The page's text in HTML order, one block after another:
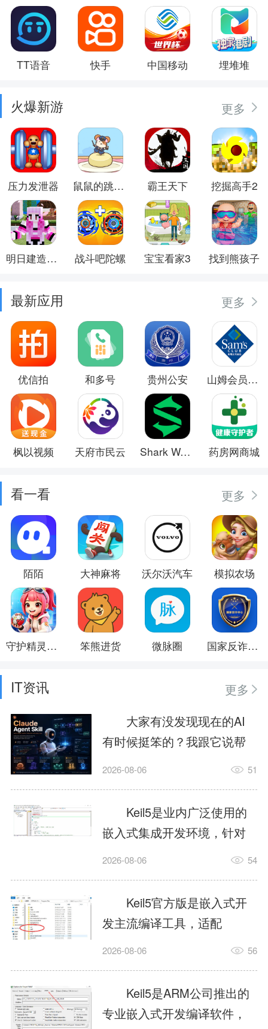
TT语音 快手 中国移动 埋堆堆
火爆新游 更多
压力发泄器 鼠鼠的跳跃冒险 霸王天下 挖掘高手2
明日建造大师 战斗吧陀螺 宝宝看家3 找到熊孩子
最新应用 更多
优信拍 和多号 贵州公安 山姆会员商店
枫以视频 天府市民云 Shark Wear 药房网商城
看一看 更多
陌陌 大神麻将 沃尔沃汽车 模拟农场
守护精灵奇迹 笨熊进货 微脉圈 国家反诈中心
IT资讯
更多
大家有没发现现在的AI
有时候挺笨的？我跟它说帮
我订个明天早上的闹钟，它
这样？因为AI，就是个只会
耍嘴皮子的书呆子。它脑子
里有海量知识，但没有真正
激发出来实力。而
AgentSkill，就是给AI大脑装
上的一双机械手，它真的能
解决很多问题。1什么是
AgentSkillSkill指...
2026-08-06 51
Keil5是业内广泛使用的
嵌入式集成开发环境，针对
ARM、51内核单片机提供编
力，代码编译稳定，调试工
具成熟，大量开源项目基于
该平台开发。新项目需要单
独下载对应芯片支持包，新
手配置难度较高，正版商业
授权费用不菲，未授权版本
存在程序容量限制，适合硬
2026-08-06 54
Keil5官方版是嵌入式开
发主流编译工具，适配
STM32、51单片机等多款芯
在线调试、代码仿真，兼容
众多厂商芯片安装包。软件
需要手动添加器件库，初次
2026-08-06 56
Keil5是ARM公司推出的
专业嵌入式开发编译软件，